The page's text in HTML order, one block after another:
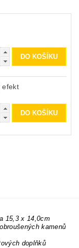
efekt
15,3 x 14,0cm
kamenů
doplňků